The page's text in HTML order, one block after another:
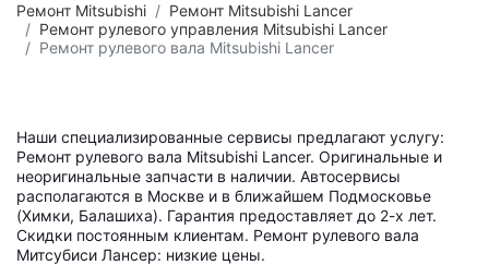
Ремонт Mitsubishi
Ремонт Mitsubishi Lancer
Ремонт рулевого управления Mitsubishi Lancer
Ремонт рулевого вала Mitsubishi Lancer
Наши специализированные сервисы предлагают услугу:
Ремонт рулевого вала Mitsubishi Lancer. Оригинальные и
неоригинальные запчасти в наличии. Автосервисы
располагаются в Москве и в ближайшем Подмосковье
(Химки, Балашиха). Гарантия предоставляет до 2-х лет.
Скидки постоянным клиентам. Ремонт рулевого вала
Митсубиси Лансер: низкие цены.